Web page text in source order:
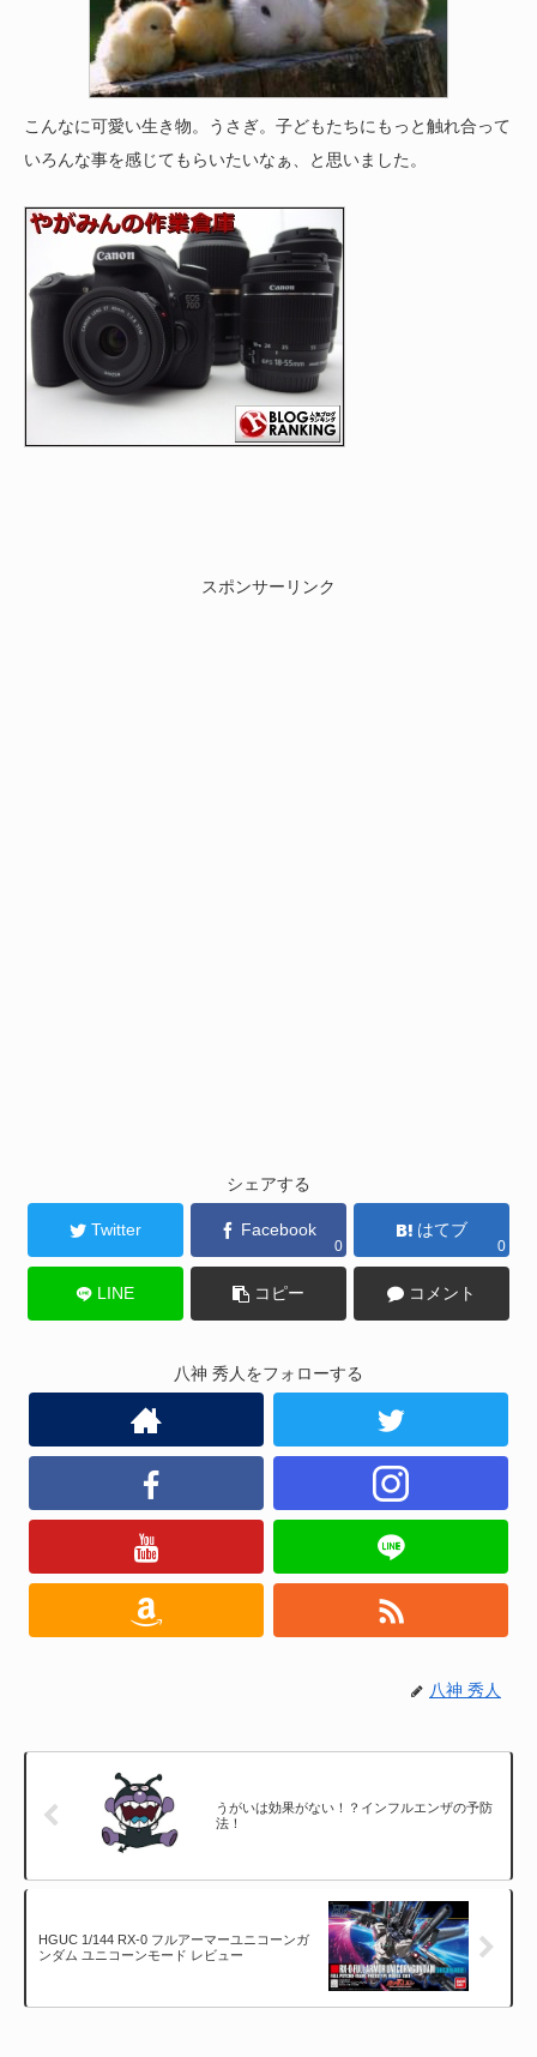
こんなに可愛い生き物。うさぎ。子どもたちにもっと触れ合って
いろんな事を感じてもらいたいなぁ、と思いました。
スポンサーリンク
シェアする
Twitter Facebook
0
はてブ
0
LINE コピー コメント
八神 秀人をフォローする
八神 秀人
うがいは効果がない！？インフルエンザの予防
法！
HGUC 1/144 RX-0 フルアーマーユニコーンガ
ンダム ユニコーンモード レビュー